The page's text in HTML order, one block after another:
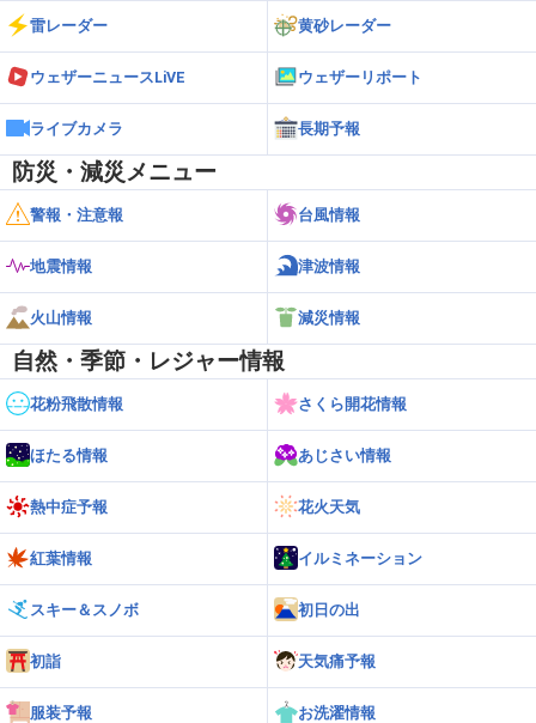
雷レーダー 黄砂レーダー
ウェザーニュースLiVE ウェザーリポート
ライブカメラ 長期予報
防災・減災メニュー
警報・注意報 台風情報
地震情報 津波情報
火山情報 減災情報
自然・季節・レジャー情報
花粉飛散情報 さくら開花情報
ほたる情報 あじさい情報
熱中症予報 花火天気
紅葉情報 イルミネーション
スキー＆スノボ 初日の出
初詣 天気痛予報
服装予報 お洗濯情報